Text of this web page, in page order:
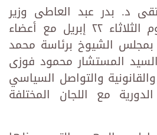
د. بدر عبد العاطى وزير
الخارجية والهجرة يوم الثلاثاء ٢٢ إبريل مع أعضاء
بمجلس الشيوخ برئاسة محمد
المستشار محمود فوزى
والقانونية والتواصل السياسي
مع اللجان المختلفة